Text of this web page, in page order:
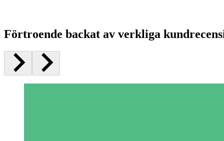
Förtroende backat av verkliga